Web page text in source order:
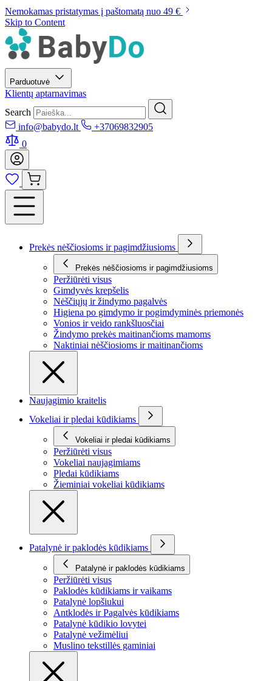
Nemokamas pristatymas į paštomatą nuo 49 €
Skip to Content
Parduotuvė
Klientų aptarnavimas
Search
info@babydo.lt
+37069832905
0
Prekės nėščiosioms ir pagimdžiusioms
Prekės nėščiosioms ir pagimdžiusioms
Peržiūrėti visus
Gimdyvės krepšelis
Nėščiųjų ir žindymo pagalvės
Higiena po gimdymo ir pogimdyminės priemonės
Vonios ir veido rankšluosčiai
Žindymo prekės maitinančioms mamoms
Naktiniai nėščiosioms ir maitinančioms
Naujagimio kraitelis
Vokeliai ir pledai kūdikiams
Vokeliai ir pledai kūdikiams
Peržiūrėti visus
Vokeliai naujagimiams
Pledai kūdikiams
Žieminiai vokeliai kūdikiams
Patalynė ir paklodės kūdikiams
Patalynė ir paklodės kūdikiams
Peržiūrėti visus
Paklodės kūdikiams ir vaikams
Patalynė lopšiukui
Antklodės ir Pagalvės kūdikiams
Patalynė kūdikio lovytei
Patalynė vežimėliui
Muslino tekstillės gaminiai